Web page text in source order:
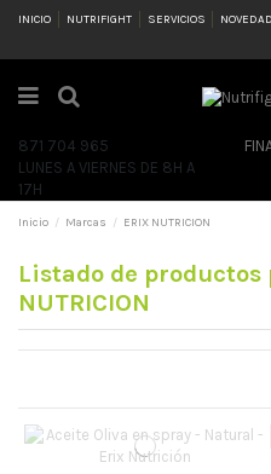
INICIO NUTRIFIGHT SERVICIOS
871 704 965
LUNES A VIERNES DE 8H A
17H
Inicio Marcas ERIX NUTRICION
Listado de productos
NUTRICION